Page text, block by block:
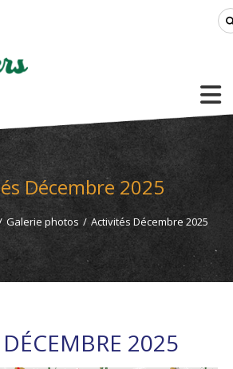
Décembre 2025
Galerie photos / Activités Décembre 2025
2025